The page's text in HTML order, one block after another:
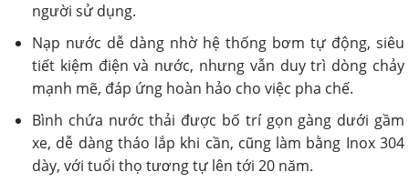
người sử dụng.
Nạp nước dễ dàng nhờ hệ thống bơm tự động, siêu
tiết kiệm điện và nước, nhưng vẫn duy trì dòng chảy
mạnh mẽ, đáp ứng hoàn hảo cho việc pha chế.
Bình chứa nước thải được bố trí gọn gàng dưới gầm
xe, dễ dàng tháo lắp khi cần, cũng làm bằng Inox 304
dày, với tuổi thọ tương tự lên tới 20 năm.